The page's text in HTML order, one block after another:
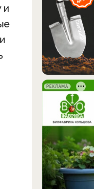
и
РЕКЛАМА